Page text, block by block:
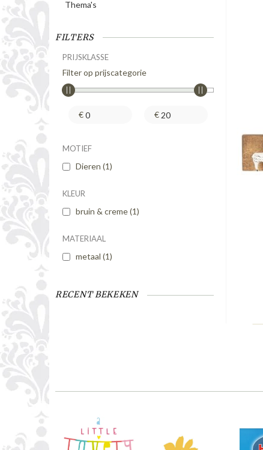
Thema's
FILTERS
PRIJSKLASSE
Filter op prijscategorie
€ €
MOTIEF
Dieren (1)
KLEUR
bruin & creme(1)
MATERIAAL
metaal (1)
RECENT BEKEKEN